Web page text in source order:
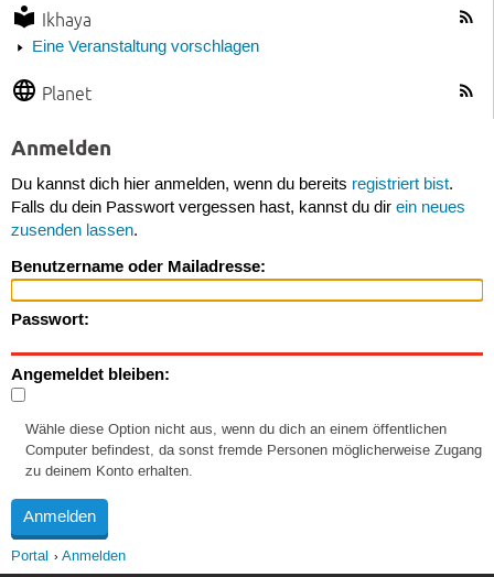
Ikhaya
Eine Veranstaltung vorschlagen
Planet
Anmelden
Du kannst dich hier anmelden, wenn du bereits registriert bist.
Falls du dein Passwort vergessen hast, kannst du dir ein neues
zusenden lassen.
Benutzername oder Mailadresse:
Passwort:
Angemeldet bleiben:
Wähle diese Option nicht aus, wenn du dich an einem öffentlichen
Computer befindest, da sonst fremde Personen möglicherweise Zugang
zu deinem Konto erhalten.
Portal Anmelden